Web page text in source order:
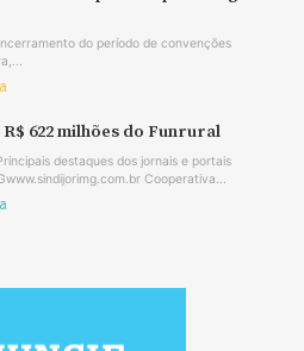
do período de convenções
622 milhões do Funrural
destaques dos jornais e portais
Cooperativa...